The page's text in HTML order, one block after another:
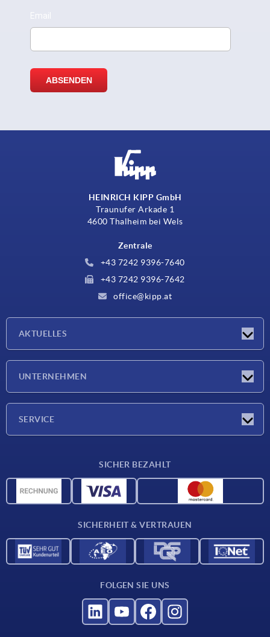
HEINRICH KIPP GmbH
Traunufer Arkade 1
4600 Thalheim bei Wels
Zentrale
+43 7242 9396-7640
+43 7242 9396-7642
office@kipp.at
AKTUELLES
UNTERNEHMEN
SERVICE
CAD-Daten
Für Lieferanten
SICHER BEZAHLT
SICHERHEIT & VERTRAUEN
FOLGEN SIE UNS